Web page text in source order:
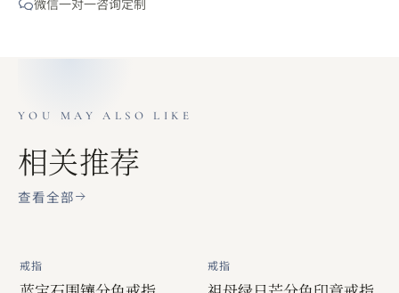
微信一对一咨询定制
YOU MAY ALSO LIKE
相关推荐
查看全部
戒指 戒指